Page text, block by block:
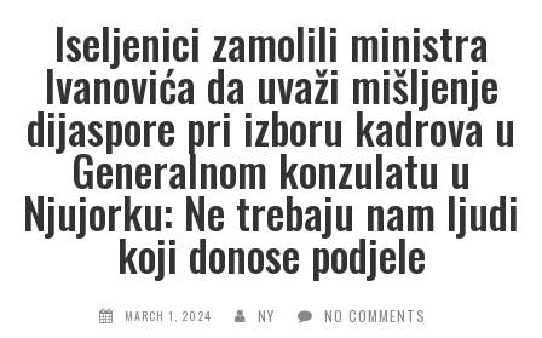
Iseljenici zamolili ministra
Ivanovića da uvaži mišljenje
dijaspore pri izboru kadrova u
Generalnom konzulatu u
Njujorku: Ne trebaju nam ljudi
koji donose podjele
MARCH 1, 2024 NY NO COMMENTS